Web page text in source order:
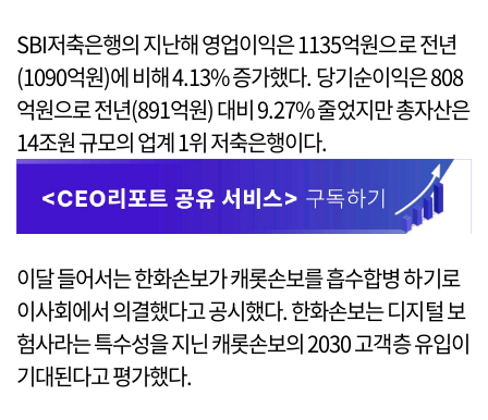
SBI저축은행의 지난해 영업이익은 1135억원으로 전년
(1090억원)에 비해 4.13% 증가했다. 당기순이익은 808
억원으로 전년(891억원) 대비 9.27% 줄었지만 총자산은
14조원 규모의 업계 1위 저축은행이다.
이달 들어서는 한화손보가 캐롯손보를 흡수합병 하기로
이사회에서 의결했다고 공시했다. 한화손보는 디지털 보
험사라는 특수성을 지닌 캐롯손보의 2030 고객층 유입이
기대된다고 평가했다.